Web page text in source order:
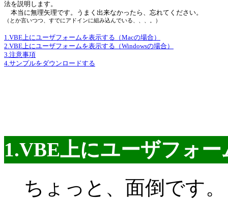
法を説明します。
本当に無理矢理です。うまく出来なかったら、忘れてください。
（とか言いつつ、すでにアドインに組み込んでいる、、、。）
1.VBE上にユーザフォームを表示する（Macの場合）
2.VBE上にユーザフォームを表示する（Windowsの場合）
3.注意事項
4.サンプルをダウンロードする
1.VBE上にユーザフォ
ちょっと、面倒です。